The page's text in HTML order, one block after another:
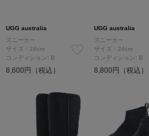
UGG australia
スニーカー
サイズ：24cm
コンディション: B
8,600円（税込）
UGG australia
スニーカー
サイズ：24cm
コンディション: B
8,800円（税込）